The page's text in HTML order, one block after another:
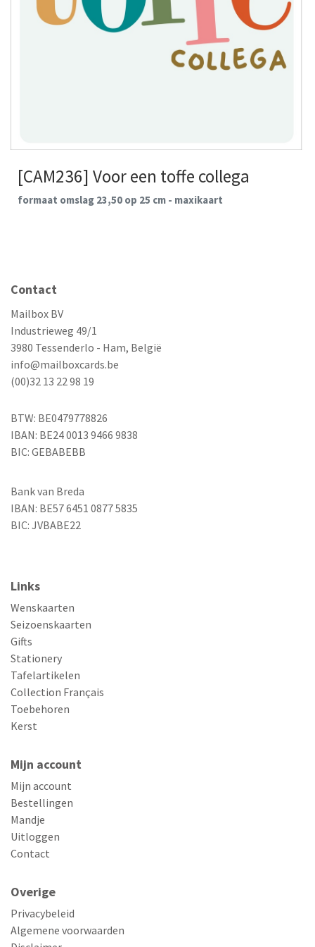
[CAM236] Voor een toffe collega
formaat omslag 23,50 op 25 cm - maxikaart
Contact
Mailbox BV
Industrieweg 49/1
3980 Tessenderlo - Ham, België
info@mailboxcards.be
(00)32 13 22 98 19
BTW: BE0479778826
IBAN: BE24 0013 9466 9838
BIC: GEBABEBB
Bank van Breda
IBAN: BE57 6451 0877 5835
BIC: JVBABE22
Links
Wenskaarten
Seizoenskaarten
Gifts
Stationery
Tafelartikelen
Collection Français
Toebehoren
Kerst
Mijn account
Mijn account
Bestellingen
Mandje
Uitloggen
Contact
Overige
Privacybeleid
Algemene voorwaarden